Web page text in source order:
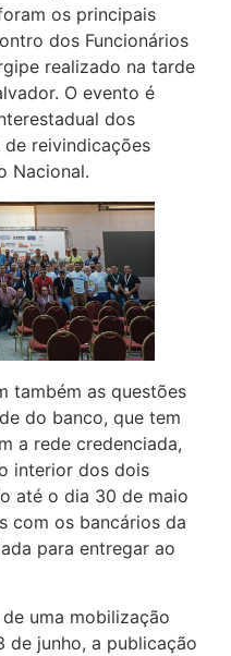
os principais
dos Funcionários
realizado na tarde
O evento é
dos
de reivindicações
Nacional.
também as questões
do banco, que tem
a rede credenciada,
interior dos dois
até o dia 30 de maio
com os bancários da
para entregar ao
uma mobilização
de junho, a publicação